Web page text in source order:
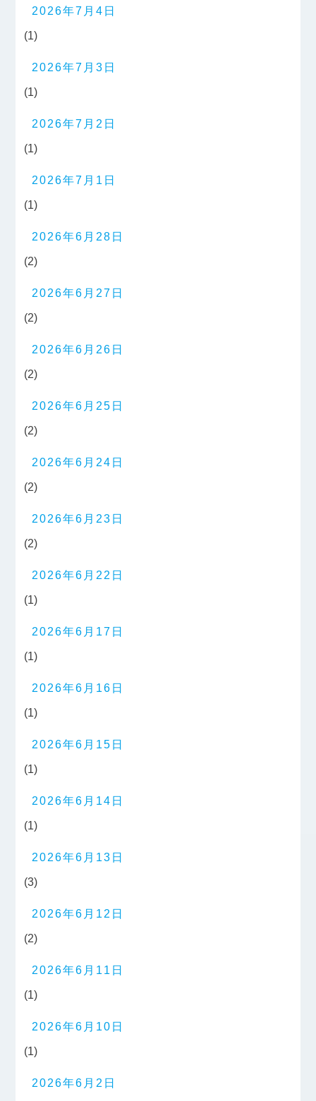
2026年7月4日
(1)
2026年7月3日
(1)
2026年7月2日
(1)
2026年7月1日
(1)
2026年6月28日
(2)
2026年6月27日
(2)
2026年6月26日
(2)
2026年6月25日
(2)
2026年6月24日
(2)
2026年6月23日
(2)
2026年6月22日
(1)
2026年6月17日
(1)
2026年6月16日
(1)
2026年6月15日
(1)
2026年6月14日
(1)
2026年6月13日
(3)
2026年6月12日
(2)
2026年6月11日
(1)
2026年6月10日
(1)
2026年6月2日